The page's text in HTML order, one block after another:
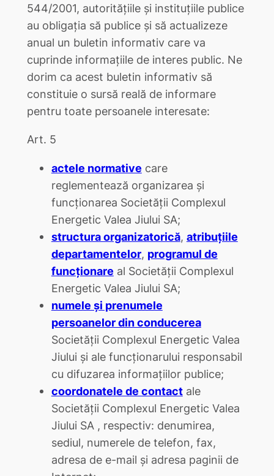
544/2001, autoritățiile și instituțiile publice
au obligația să publice și să actualizeze
anual un buletin informativ care va
cuprinde informațiile de interes public. Ne
dorim ca acest buletin informativ să
constituie o sursă reală de informare
pentru toate persoanele interesate:
Art. 5
actele normative care
reglementează organizarea şi
funcţionarea Societăţii Complexul
Energetic Valea Jiului SA;
structura organizatorică, atribuţiile
departamentelor, programul de
funcţionare al Societăţii Complexul
Energetic Valea Jiului SA;
numele şi prenumele
persoanelor din conducerea
Societăţii Complexul Energetic Valea
Jiului şi ale funcţionarului responsabil
cu difuzarea informaţiilor publice;
coordonatele de contactale
Societăţii Complexul Energetic Valea
Jiului SA , respectiv: denumirea,
sediul, numerele de telefon, fax,
adresa de e-mail şi adresa paginii de